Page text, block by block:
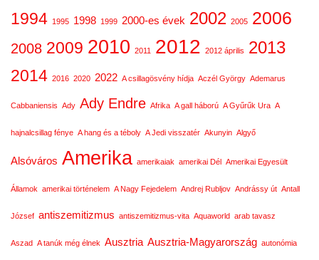
1994 1995 1998 1999 2000-es évek 2002 2005 2006
2008 2009 2010 2011 2012 2012 április 2013
2014 2016 2020 2022 A csillagösvény hídja Aczél György Ademarus
Cabbaniensis Ady Ady Endre Afrika A gall háború A Gyűrűk Ura A
hajnalcsillag fénye A hang és a téboly A Jedi visszatér Akunyin Algyő
Alsóváros Amerika amerikaiak amerikai Dél Amerikai Egyesült
Államok amerikai történelem A Nagy Fejedelem Andrej Rubljov Andrássy út Antall
József antiszemitizmus antiszemitizmus-vita Aquaworld arab tavasz
Aszad A tanúk még élnek Ausztria Ausztria-Magyarország autonómia